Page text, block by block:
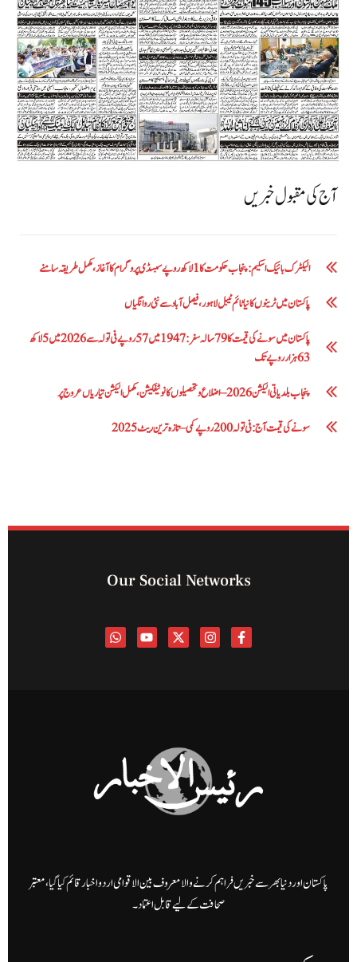
آج کی مقبول خبریں
الیکٹرک بائیک اسکیم: پنجاب حکومت کا1 لاکھ روپے سبسڈی پروگرام کا آغاز ،مکمل طریقہ سامنے
پاکستان میں ٹرینوں کا نیا ٹائم ٹیبل لاہور، فیصل آباد سے نئی روانگیاں
پاکستان میں سونے کی قیمت کا 79 سالہ سفر: 1947 میں 57 روپے فی تولہ سے 2026 میں 5 لاکھ
63 ہزار روپے تک
پنجاب بلدیاتی الیکشن 2026 – اضلاع و تحصیلوں کا نوٹیفکیشن، مکمل الیکشن تیاریاں عروج پر
سونے کی قیمت آج: فی تولہ 200 روپے کمی – تازہ ترین ریٹ 2025
Our Social Networks
پاکستان اور دنیا بھر سے خبریں فراہم کرنے والا معروف بین الاقوامی اردو اخبار قائم کیا گیا، معتبر
صحافت کے لیے قابل اعتماد۔